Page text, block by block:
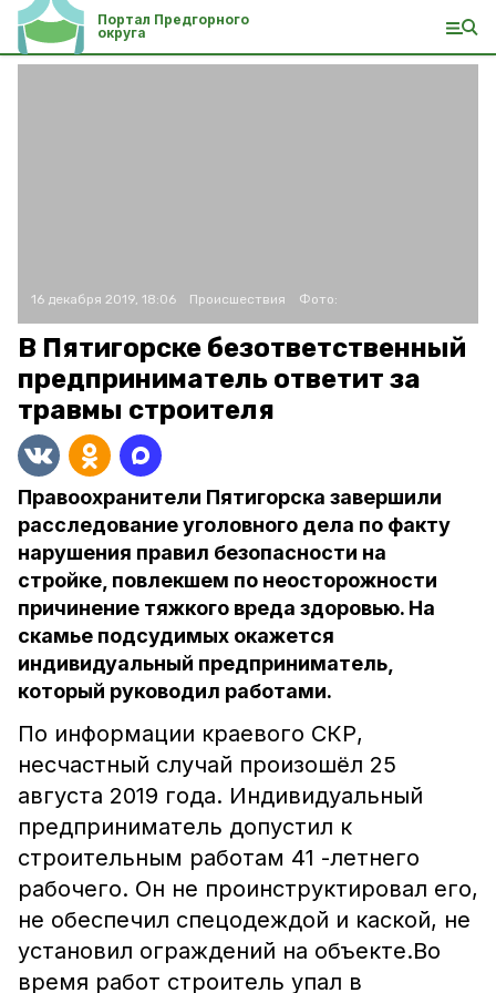
Портал Предгорного
округа
16 декабря 2019, 18:06 Происшествия Фото:
В Пятигорске безответственный
предприниматель ответит за
травмы строителя
Правоохранители Пятигорска завершили
расследование уголовного дела по факту
нарушения правил безопасности на
стройке, повлекшем по неосторожности
причинение тяжкого вреда здоровью. На
скамье подсудимых окажется
индивидуальный предприниматель,
который руководил работами.
По информации краевого СКР,
несчастный случай произошёл 25
августа 2019 года. Индивидуальный
предприниматель допустил к
строительным работам 41 -летнего
рабочего. Он не проинструктировал его,
не обеспечил спецодеждой и каской, не
установил ограждений на объекте.Во
время работ строитель упал в